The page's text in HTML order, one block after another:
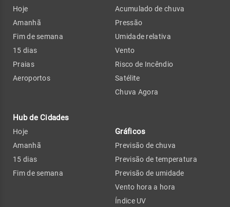
Hoje
Amanhã
Fim de semana
15 dias
Praias
Aeroportos
Hub de Cidades
Hoje
Amanhã
15 dias
Fim de semana
Acumulado de chuva
Pressão
Umidade relativa
Vento
Risco de Incêndio
Satélite
Chuva Agora
Gráficos
Previsão de chuva
Previsão de temperatura
Previsão de umidade
Vento hora a hora
Índice UV